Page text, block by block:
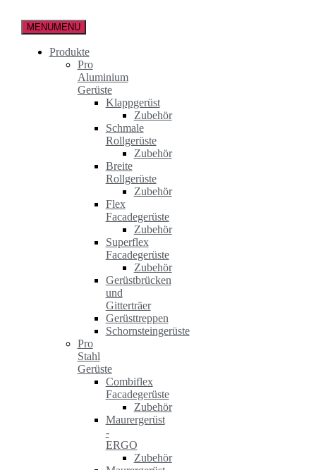
Inhalt
springen
MENUMENU
Produkte
Pro
Aluminium
Gerüste
Klappgerüst
Zubehör
Schmale
Rollgerüste
Zubehör
Breite
Rollgerüste
Zubehör
Flex
Facadegerüste
Zubehör
Superflex
Facadegerüste
Zubehör
Gerüstbrücken
und
Gitterträer
Gerüsttreppen
Schornsteingerüste
Pro
Stahl
Gerüste
Combiflex
Facadegerüste
Zubehör
Maurergerüst
-
ERGO
Zubehör